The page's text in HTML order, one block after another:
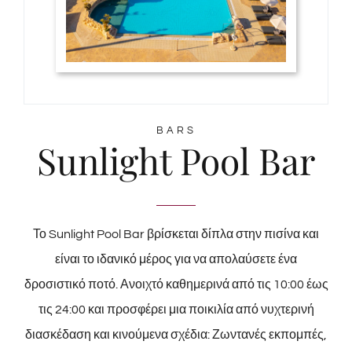
BARS
Sunlight Pool Bar
Το Sunlight Pool Bar βρίσκεται δίπλα στην πισίνα και
είναι το ιδανικό μέρος για να απολαύσετε ένα
δροσιστικό ποτό. Ανοιχτό καθημερινά από τις 10:00 έως
τις 24:00 και προσφέρει μια ποικιλία από νυχτερινή
διασκέδαση και κινούμενα σχέδια: Ζωντανές εκπομπές,